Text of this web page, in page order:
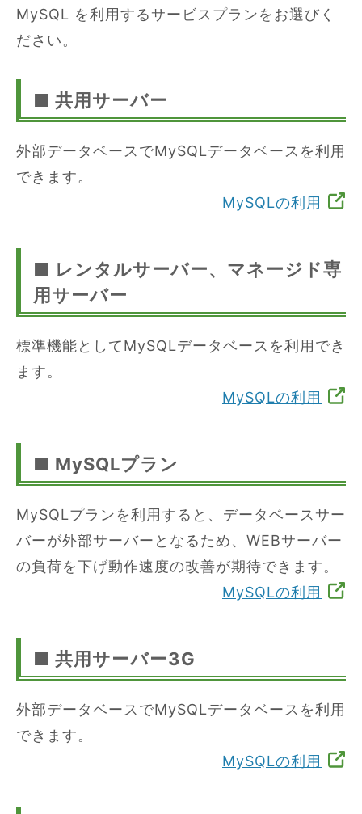
MySQL を利用するサービスプランをお選びく
ださい。
■ 共用サーバー
外部データベースでMySQLデータベースを利用
できます。
MySQLの利用
■ レンタルサーバー、マネージド専
用サーバー
標準機能としてMySQLデータベースを利用でき
ます。
MySQLの利用
■ MySQLプラン
MySQLプランを利用すると、データベースサー
バーが外部サーバーとなるため、WEBサーバー
の負荷を下げ動作速度の改善が期待できます。
MySQLの利用
■ 共用サーバー3G
外部データベースでMySQLデータベースを利用
できます。
MySQLの利用